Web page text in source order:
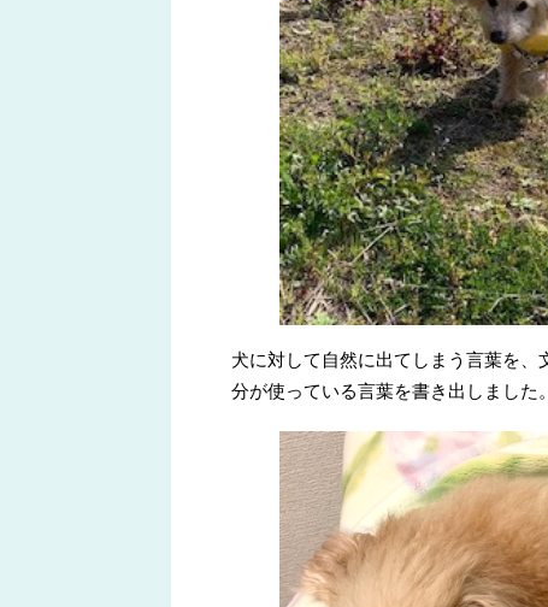
犬に対して自然に出てしまう言葉を
分が使っている言葉を書き出しました。